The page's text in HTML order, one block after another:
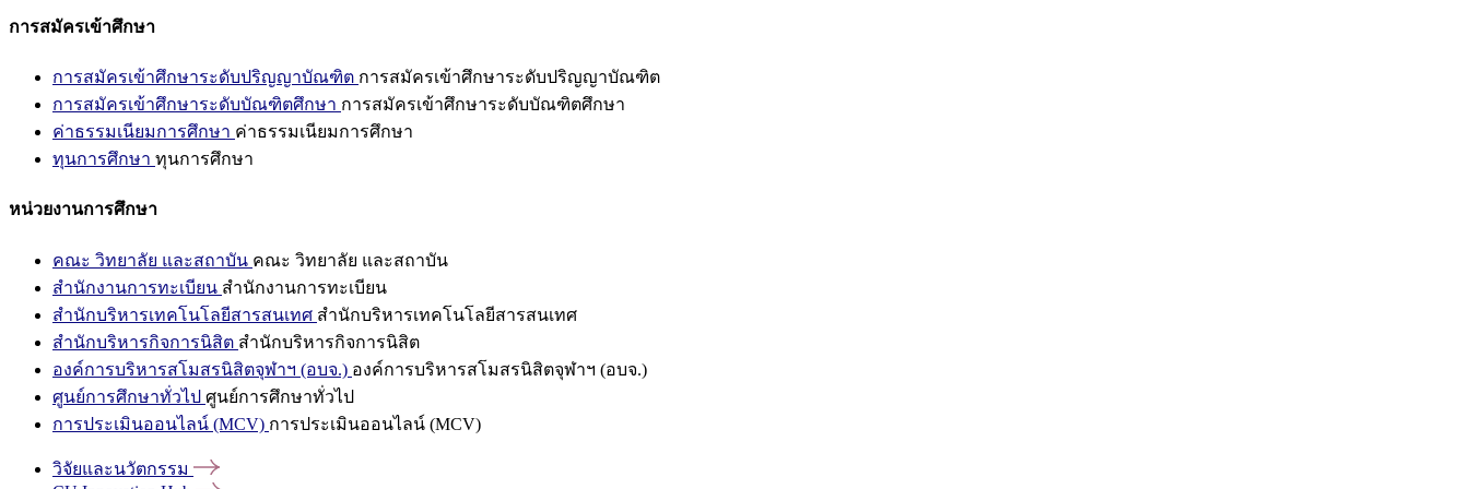
การสมัครเข้าศึกษา
การสมัครเข้าศึกษาระดับปริญญาบัณฑิต การสมัครเข้าศึกษาระดับปริญญาบัณฑิต
การสมัครเข้าศึกษาระดับบัณฑิตศึกษา การสมัครเข้าศึกษาระดับบัณฑิตศึกษา
ค่าธรรมเนียมการศึกษา ค่าธรรมเนียมการศึกษา
ทุนการศึกษา ทุนการศึกษา
หน่วยงานการศึกษา
คณะ วิทยาลัย และสถาบัน คณะ วิทยาลัย และสถาบัน
สำนักงานการทะเบียน สำนักงานการทะเบียน
สำนักบริหารเทคโนโลยีสารสนเทศ สำนักบริหารเทคโนโลยีสารสนเทศ
สำนักบริหารกิจการนิสิต สำนักบริหารกิจการนิสิต
องค์การบริหารสโมสรนิสิตจุฬาฯ (อบจ.) องค์การบริหารสโมสรนิสิตจุฬาฯ (อบจ.)
ศูนย์การศึกษาทั่วไป ศูนย์การศึกษาทั่วไป
การประเมินออนไลน์ (MCV) การประเมินออนไลน์ (MCV)
วิจัยและนวัตกรรม